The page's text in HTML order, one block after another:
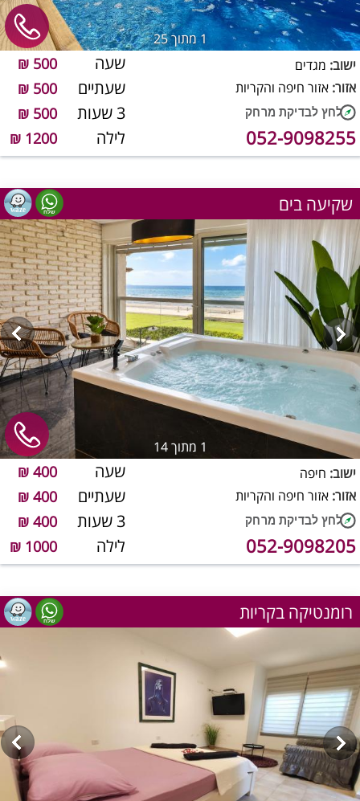
1מתוך 25
שעה 500 ₪
שעתיים 500 ₪
3 שעות 500 ₪
לילה 1200 ₪
ישוב: מגדים
אזור: אזור חיפה והקריות
052-9098255
שקיעה בים
1 מתוך 14
שעה 400 ₪
שעתיים 400 ₪
3 שעות 400 ₪
לילה 1000 ₪
ישוב: חיפה
אזור: אזור חיפה והקריות
052-9098205
רומנטיקה בקריות